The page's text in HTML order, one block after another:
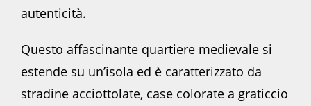
autenticità.
Questo affascinante quartiere medievale si
estende su un’isola ed è caratterizzato da
stradine acciottolate, case colorate a graticcio